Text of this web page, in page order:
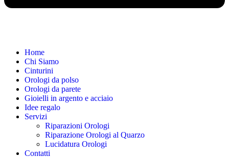
Home
Chi Siamo
Cinturini
Orologi da polso
Orologi da parete
Gioielli in argento e acciaio
Idee regalo
Servizi
Riparazioni Orologi
Riparazione Orologi al Quarzo
Lucidatura Orologi
Contatti